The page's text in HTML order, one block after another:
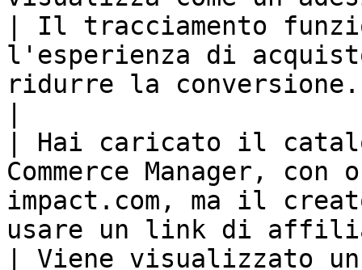
| Il tracciamento
l'esperienza di
ridurre la conversione.
| Hai caricato il
Commerce Manager,
impact.com, ma il
usare un link di
| Viene visualizzato